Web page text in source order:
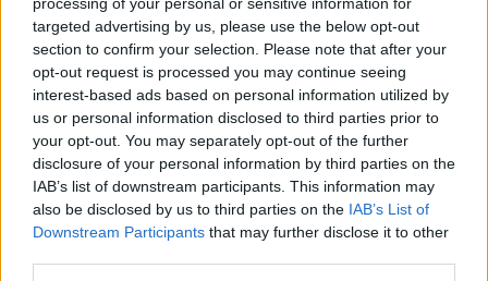
targeted advertising by us, please use the below opt-out
section to confirm your selection. Please note that after your
opt-out request is processed you may continue seeing
interest-based ads based on personal information utilized by
us or personal information disclosed to third parties prior to
your opt-out. You may separately opt-out of the further
disclosure of your personal information by third parties on the
IAB’s list of downstream participants. This information may
also be disclosed by us to third parties on the IAB’s List of
Downstream Participants that may further disclose it to other
előfordulhat!
A napi középhőmérséklet 25 °C felett alakulhat.
Komárom-Esztergom
A napi középhőmérséklet 25 °C felett alakulhat.
Nógrád
Figyelem! Zivatar alakulhat ki. Elsődleges veszélyforrást a
villámlás jelent, emellett esetenként szélerősödés, jégeső